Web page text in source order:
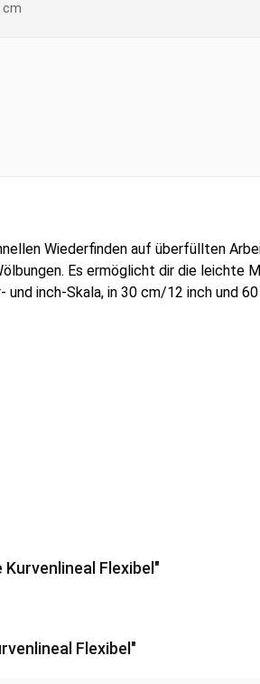
cm
Wiederfinden auf überfüllten
Es ermöglicht dir die
inch-Skala, in 30 cm/12 inch und
Flexibel"
Flexibel"